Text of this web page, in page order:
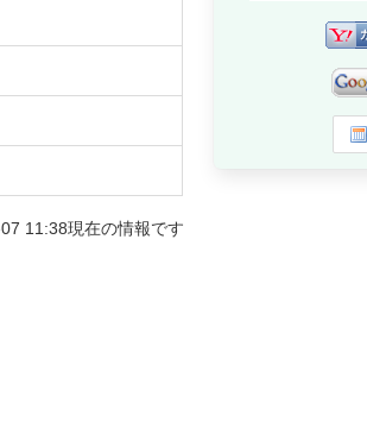
11:38現在の情報です